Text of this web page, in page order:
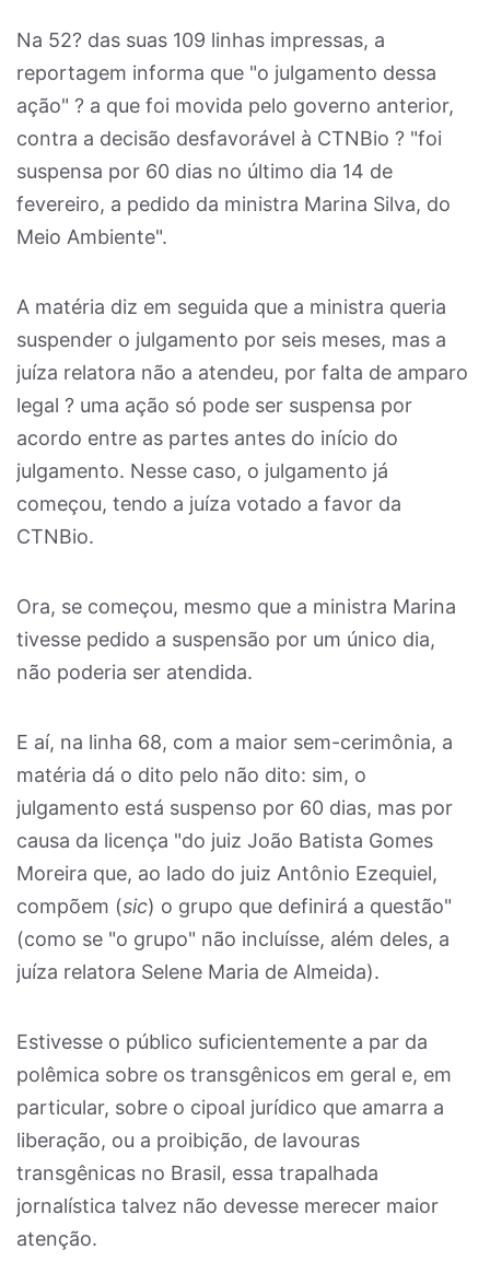
Na 52? das suas 109 linhas impressas, a
reportagem informa que "o julgamento dessa
ação" ? a que foi movida pelo governo anterior,
contra a decisão desfavorável à CTNBio ? "foi
suspensa por 60 dias no último dia 14 de
fevereiro, a pedido da ministra Marina Silva, do
Meio Ambiente".
A matéria diz em seguida que a ministra queria
suspender o julgamento por seis meses, mas a
juíza relatora não a atendeu, por falta de amparo
legal ? uma ação só pode ser suspensa por
acordo entre as partes antes do início do
julgamento. Nesse caso, o julgamento já
começou, tendo a juíza votado a favor da
CTNBio.
Ora, se começou, mesmo que a ministra Marina
tivesse pedido a suspensão por um único dia,
não poderia ser atendida.
E aí, na linha 68, com a maior sem-cerimônia, a
matéria dá o dito pelo não dito: sim, o
julgamento está suspenso por 60 dias, mas por
causa da licença "do juiz João Batista Gomes
Moreira que, ao lado do juiz Antônio Ezequiel,
compõem (sic) o grupo que definirá a questão"
(como se "o grupo" não incluísse, além deles, a
juíza relatora Selene Maria de Almeida).
Estivesse o público suficientemente a par da
polêmica sobre os transgênicos em geral e, em
particular, sobre o cipoal jurídico que amarra a
liberação, ou a proibição, de lavouras
transgênicas no Brasil, essa trapalhada
jornalística talvez não devesse merecer maior
atenção.